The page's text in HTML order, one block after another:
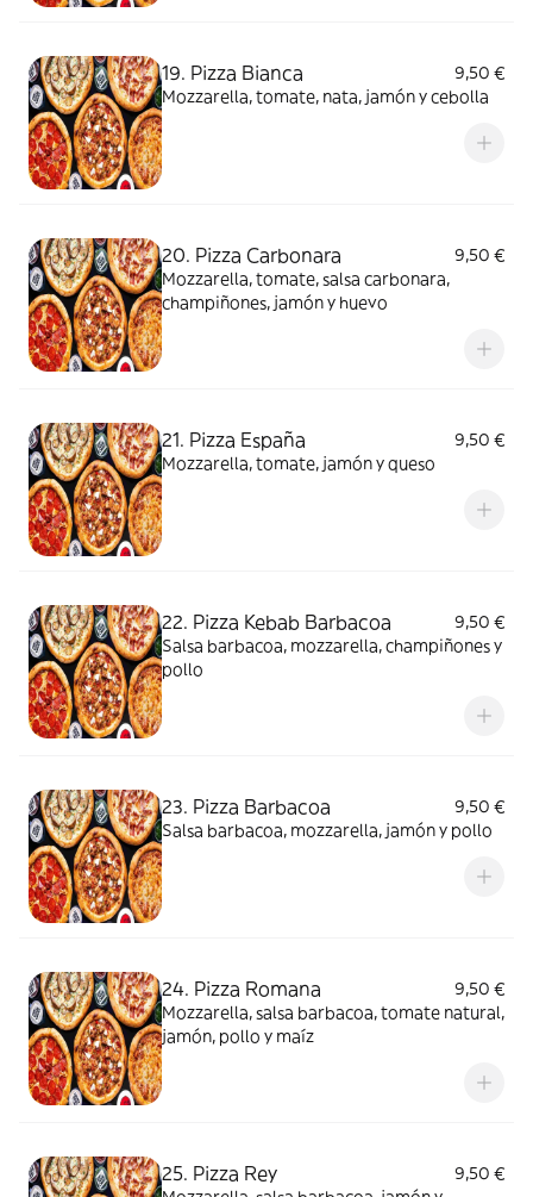
19. Pizza Bianca
9,50 €
Mozzarella, tomate, nata, jamón y cebolla
20. Pizza Carbonara
9,50 €
Mozzarella, tomate, salsa carbonara,
champiñones, jamón y huevo
21. Pizza España
9,50 €
Mozzarella, tomate, jamón y queso
22. Pizza Kebab Barbacoa
9,50 €
Salsa barbacoa, mozzarella, champiñones y
pollo
23. Pizza Barbacoa
9,50 €
Salsa barbacoa, mozzarella, jamón y pollo
24. Pizza Romana
9,50 €
Mozzarella, salsa barbacoa, tomate natural,
jamón, pollo y maíz
25. Pizza Rey
9,50 €